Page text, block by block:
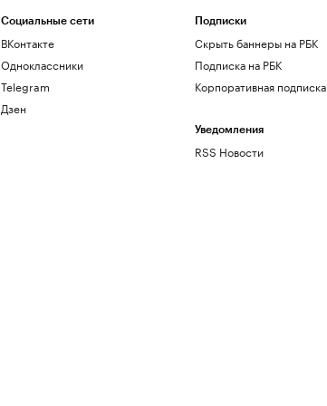
Социальные сети
ВКонтакте
Одноклассники
Telegram
Дзен
Подписки
Скрыть баннеры на РБК
Подписка на РБК
Корпоративная подписка
Уведомления
RSS Новости